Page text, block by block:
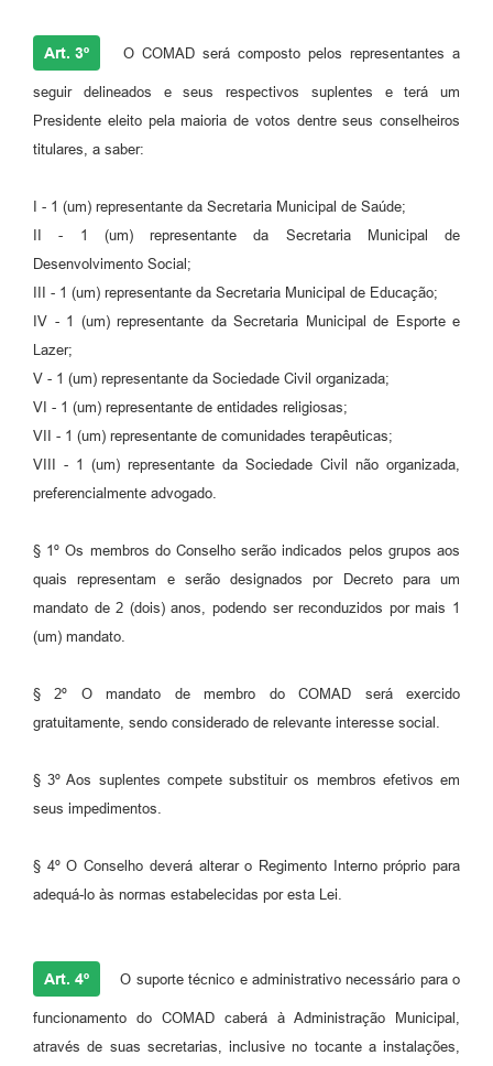
Art. 3º O COMAD será composto pelos representantes a
seguir delineados e seus respectivos suplentes e terá um
Presidente eleito pela maioria de votos dentre seus conselheiros
titulares, a saber:
I - 1 (um) representante da Secretaria Municipal de Saúde;
II - 1 (um) representante da Secretaria Municipal de
Desenvolvimento Social;
III - 1 (um) representante da Secretaria Municipal de Educação;
IV - 1 (um) representante da Secretaria Municipal de Esporte e
Lazer;
V - 1 (um) representante da Sociedade Civil organizada;
VI - 1 (um) representante de entidades religiosas;
VII - 1 (um) representante de comunidades terapêuticas;
VIII - 1 (um) representante da Sociedade Civil não organizada,
preferencialmente advogado.
§ 1º Os membros do Conselho serão indicados pelos grupos aos
quais representam e serão designados por Decreto para um
mandato de 2 (dois) anos, podendo ser reconduzidos por mais 1
(um) mandato.
§ 2º O mandato de membro do COMAD será exercido
gratuitamente, sendo considerado de relevante interesse social.
§ 3º Aos suplentes compete substituir os membros efetivos em
seus impedimentos.
§ 4º O Conselho deverá alterar o Regimento Interno próprio para
adequá-lo às normas estabelecidas por esta Lei.
Art. 4º O suporte técnico e administrativo necessário para o
funcionamento do COMAD caberá à Administração Municipal,
através de suas secretarias, inclusive no tocante a instalações,